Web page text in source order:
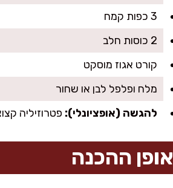
3 כפות קמח
2 כוסות חלב
קורט אגוז מוסקט
מלח ופלפל לבן או שחור
להגשה (אופציונלי): פטרוזיליה
אופן ההכנה